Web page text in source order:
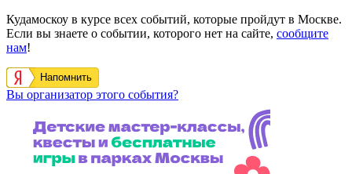
Кудамоскоу в курсе всех событий, которые пройдут в Москве.
Если вы знаете о событии, которого нет на сайте, сообщите
нам!
Напомнить
Вы организатор этого события?